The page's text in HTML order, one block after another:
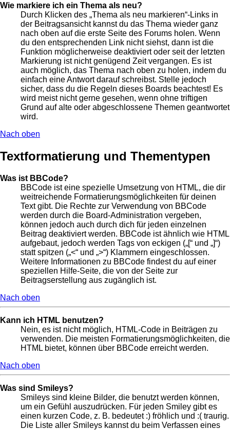
Wie markiere ich ein Thema als neu?
Durch Klicken des „Thema als neu markieren“-Links in
der Beitragsansicht kannst du das Thema wieder ganz
nach oben auf die erste Seite des Forums holen. Wenn
du den entsprechenden Link nicht siehst, dann ist die
Funktion möglicherweise deaktiviert oder seit der letzten
Markierung ist nicht genügend Zeit vergangen. Es ist
auch möglich, das Thema nach oben zu holen, indem du
einfach eine Antwort darauf schreibst. Stelle jedoch
sicher, dass du die Regeln dieses Boards beachtest! Es
wird meist nicht gerne gesehen, wenn ohne triftigen
Grund auf alte oder abgeschlossene Themen geantwortet
wird.
Nach oben
Textformatierung und Thementypen
Was ist BBCode?
BBCode ist eine spezielle Umsetzung von HTML, die dir
weitreichende Formatierungsmöglichkeiten für deinen
Text gibt. Die Rechte zur Verwendung von BBCode
werden durch die Board-Administration vergeben,
können jedoch auch durch dich für jeden einzelnen
Beitrag deaktiviert werden. BBCode ist ähnlich wie HTML
aufgebaut, jedoch werden Tags von eckigen („[“ und „]“)
statt spitzen („<“ und „>“) Klammern eingeschlossen.
Weitere Informationen zu BBCode findest du auf einer
speziellen Hilfe-Seite, die von der Seite zur
Beitragserstellung aus zugänglich ist.
Nach oben
Kann ich HTML benutzen?
Nein, es ist nicht möglich, HTML-Code in Beiträgen zu
verwenden. Die meisten Formatierungsmöglichkeiten, die
HTML bietet, können über BBCode erreicht werden.
Nach oben
Was sind Smileys?
Smileys sind kleine Bilder, die benutzt werden können,
um ein Gefühl auszudrücken. Für jeden Smiley gibt es
einen kurzen Code, z. B. bedeutet :) fröhlich und :( traurig.
Die Liste aller Smileys kannst du beim Verfassen eines